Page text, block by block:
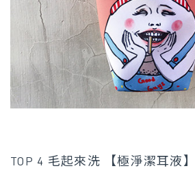
TOP 4 毛起來洗 【極淨潔耳液】